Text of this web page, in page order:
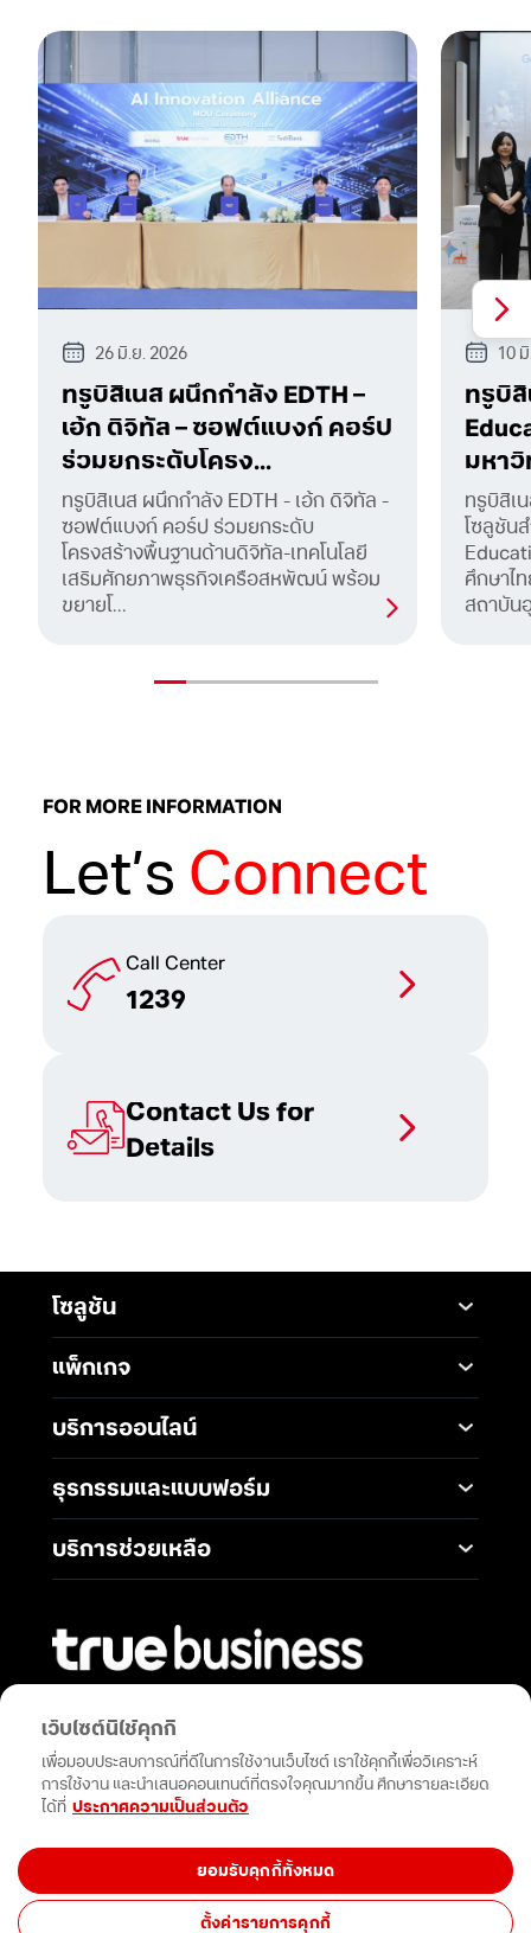
26 มิ.ย. 2026
ทรูบิสิเนส ผนึกกำลัง EDTH –
เอ้ก ดิจิทัล – ซอฟต์แบงก์ คอร์ป
ร่วมยกระดับโครง...
ทรูบิสิเนส ผนึกกำลัง EDTH - เอ้ก ดิจิทัล -
ซอฟต์แบงก์ คอร์ป ร่วมยกระดับ
โครงสร้างพื้นฐานด้านดิจิทัล-เทคโนโลยี
เสริมศักยภาพธุรกิจเครือสหพัฒน์ พร้อม
ขยายโ...
10
ทรูบิ
มหา
ทรูบิสิเ
โซลูชัน
ศึกษาไ
สถาบัน
FOR MORE INFORMATION
Let’sConnect
Call Center
1239
Contact Us for
Details
พันธมิตรที่คุณวางใจได้ในทุกความสำเร็จ
เสริมพลังธุรกิจของคุณด้วยโซลูชัน
นวัตกรรมและการสนับสนุนที่ไม่หยุดยั้ง
โซลูชัน
Mobile
5G Infrastructure
Broadband Internet
Business Network
Wireless Network
International Gateway
Communications
Productivity and
Cloud Services
Solutions
Solutions
Network & Operation
Security
Open Network API
แพ็กเกจ
แพ็กเกจมือถือ
โซลูชันสำหรับ SME
บริการออนไลน์
ธุรกรรมและแบบฟอร์ม
ช่องทางการชำระค่าบริการ
การโอนกรรมสิทธิ์
การแต่งตั้งทรูเป็นตัวแทน
หักและนำส่งภาษี ณ ที่จ่าย
การสมัครบัญชีบัตรเครดิต
การสมัครบัญชีธนาคาร
การขอรับซิมใหม่เนื่องจาก
/ซิมหาย (Swap Sim)
บริการช่วยเหลือ
คำถามที่พบบ่อย
เว็บไซต์นี้ใช้คุกกี้
เพื่อมอบประสบการณ์ที่ดีในการใช้งานเว็บไซต์ เราใช้คุกกี้เพื่อวิเคราะห์
การใช้งาน และนำเสนอคอนเทนต์ที่ตรงใจคุณมากขึ้น ศึกษารายละเอียด
ได้ที่ ประกาศความเป็นส่วนตัว
ยอมรับคุกกี้ทั้งหมด
ตั้งค่ารายการคุกกี้